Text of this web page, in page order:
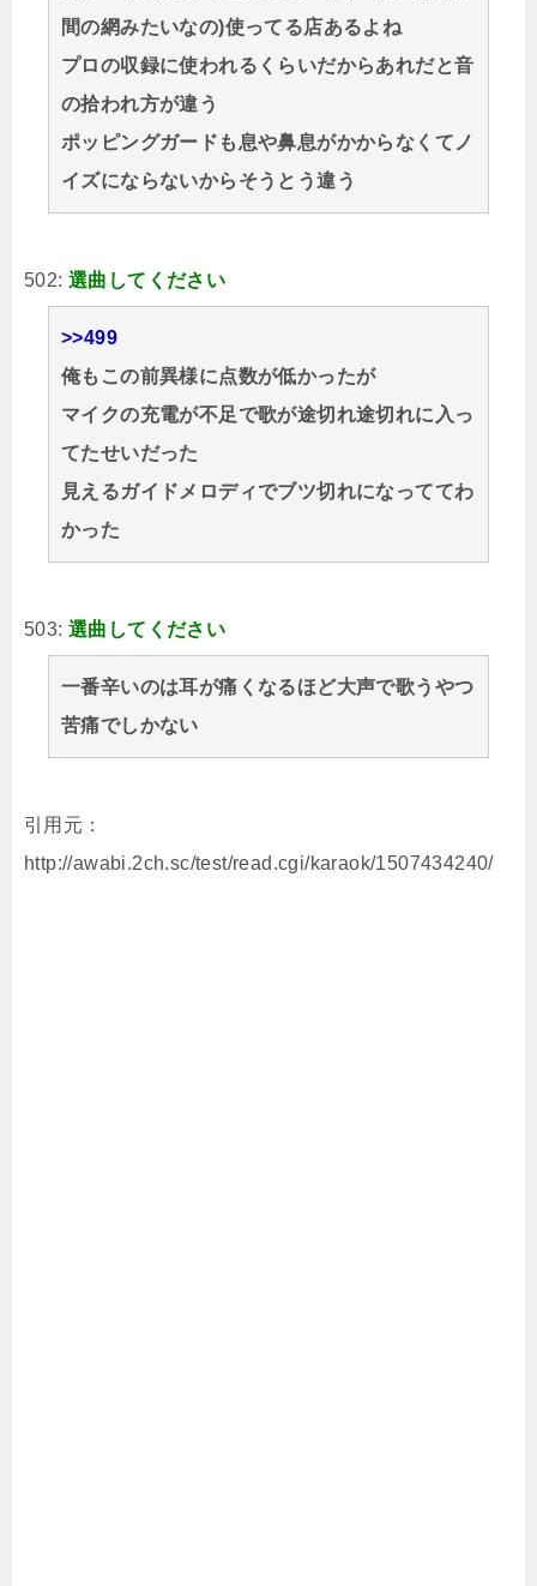
間の網みたいなの)使ってる店あるよね
プロの収録に使われるくらいだからあれだと音
の拾われ方が違う
ポッピングガードも息や鼻息がかからなくてノ
イズにならないからそうとう違う
502: 選曲してください
>>499
俺もこの前異様に点数が低かったが
マイクの充電が不足で歌が途切れ途切れに入っ
てたせいだった
見えるガイドメロディでブツ切れになっててわ
かった
503: 選曲してください
一番辛いのは耳が痛くなるほど大声で歌うやつ
苦痛でしかない
引用元：
http://awabi.2ch.sc/test/read.cgi/karaok/1507434240/